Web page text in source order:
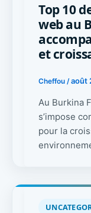
Top 10
web au
et
Cheffou /août
Au Burkina
s’impose
pour la